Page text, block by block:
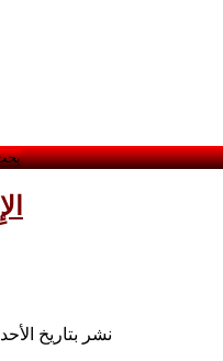
نشر بتاريخ الأحد, 10 أيلول/سبتمبر 2017